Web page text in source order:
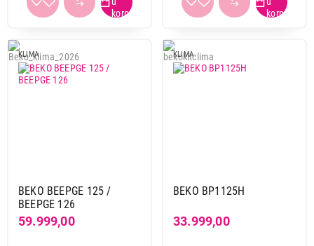
KLIMA
BEKO BEEPGE 125 /
BEEPGE 126
59.999,00
KLIMA
BEKO BP1125H
33.999,00